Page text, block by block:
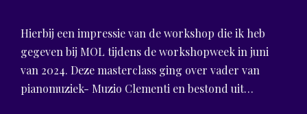
Hierbij een impressie van de workshop die ik heb
gegeven bij MOL tijdens de workshopweek in juni
van 2024. Deze masterclass ging over vader van
pianomuziek- Muzio Clementi en bestond uit…